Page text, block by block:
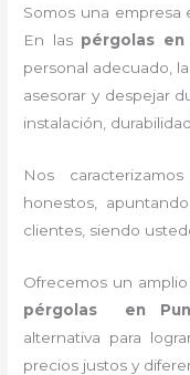
Somos una empresa
En las pérgolas en
personal adecuado,
asesorar y despejar
instalación,
Nos
honestos,
clientes, siendo
Ofrecemos un
pérgolas en
alternativa para
precios justos y